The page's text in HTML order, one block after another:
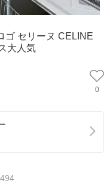
ゴ セリーヌ CELINE
大人気
0
494